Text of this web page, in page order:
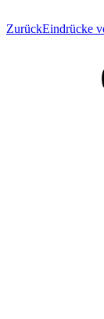
ZurückVorheriger
Eindrücke